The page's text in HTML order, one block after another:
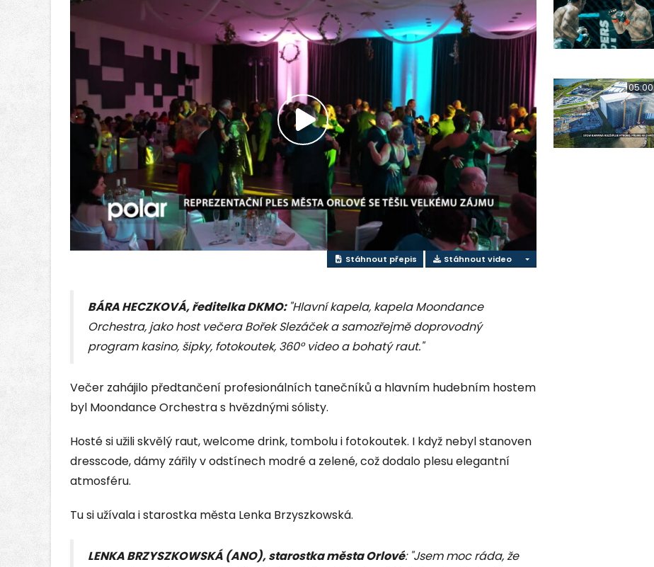
Přehrát
video
Stáhnout přepis Stáhnout video
BÁRA HECZKOVÁ, ředitelka DKMO: "Hlavní kapela, kapela Moondance
Orchestra, jako host večera Bořek Slezáček a samozřejmě doprovodný
program kasino, šipky, fotokoutek, 360° video a bohatý raut."
Večer zahájilo předtančení profesionálních tanečníků a hlavním hudebním hostem
byl Moondance Orchestra s hvězdnými sólisty.
Hosté si užili skvělý raut, welcome drink, tombolu i fotokoutek. I když nebyl stanoven
dresscode, dámy zářily v odstínech modré a zelené, což dodalo plesu elegantní
atmosféru.
Tu si užívala i starostka města Lenka Brzyszkowská.
LENKA BRZYSZKOWSKÁ (ANO), starostka města Orlové: "Jsem moc ráda, že
05:00